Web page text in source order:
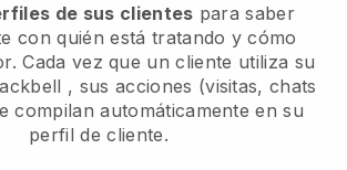
de sus clientes para saber
con quién está tratando y cómo
Cada vez que un cliente utiliza su
, sus acciones (visitas, chats
compilan automáticamente en su
perfil de cliente.